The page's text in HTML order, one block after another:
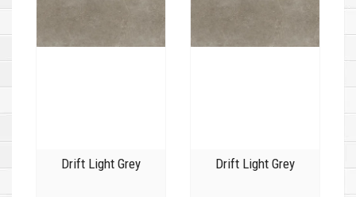
Drift Light Grey Drift Light Grey